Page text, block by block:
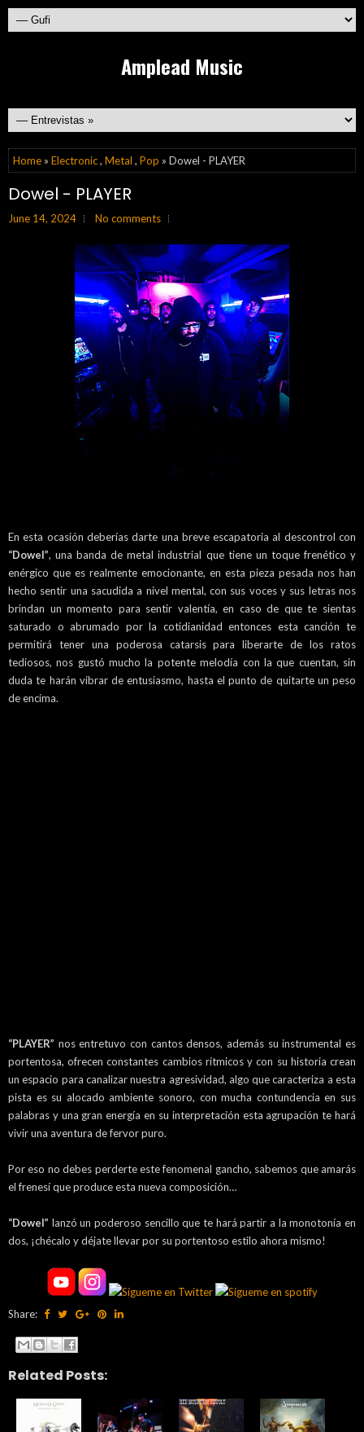
Amplead Music
Home » Electronic, Metal , Pop » Dowel - PLAYER
Dowel - PLAYER
June 14, 2024 No comments
En esta ocasión deberías darte una breve escapatoria al descontrol con
“Dowel”, una banda de metal industrial que tiene un toque frenético y
enérgico que es realmente emocionante, en esta pieza pesada nos han
hecho sentir una sacudida a nivel mental, con sus voces y sus letras nos
brindan un momento para sentir valentía, en caso de que te sientas
saturado o abrumado por la cotidianidad entonces esta canción te
permitirá tener una poderosa catarsis para liberarte de los ratos
tediosos, nos gustó mucho la potente melodía con la que cuentan, sin
duda te harán vibrar de entusiasmo, hasta el punto de quitarte un peso
de encima.
“PLAYER” nos entretuvo con cantos densos, además su instrumental es
portentosa, ofrecen constantes cambios rítmicos y con su historia crean
un espacio para canalizar nuestra agresividad, algo que caracteriza a esta
pista es su alocado ambiente sonoro, con mucha contundencia en sus
palabras y una gran energía en su interpretación esta agrupación te hará
vivir una aventura de fervor puro.
Por eso no debes perderte este fenomenal gancho, sabemos que amarás
el frenesí que produce esta nueva composición…
“Dowel” lanzó un poderoso sencillo que te hará partir a la monotonía en
dos, ¡chécalo y déjate llevar por su portentoso estilo ahora mismo!
Share:
Related Posts: